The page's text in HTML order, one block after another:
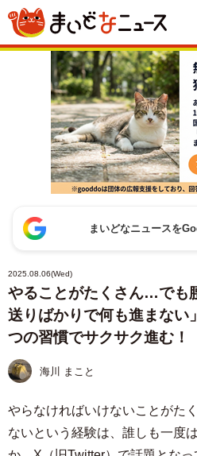
まいどなニュースを
2025.08.06(Wed)
やることがたくさん…で
送りばかりで何も進まな
つの習慣でサクサク進む！
海川 まこと
やらなければいけないことがた
ないという経験は、誰しも一度